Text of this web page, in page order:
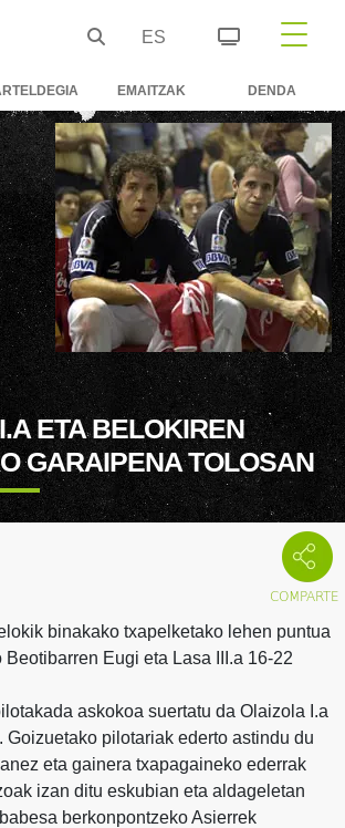
ES
EMAITZAK DENDA
ETA BELOKIREN
GARAIPENA TOLOSAN
binakako txapelketako lehen puntua
Beotibarren Eugi eta Lasa III.a 16-22
askokoa suertatu da Olaizola I.a
Goizuetako pilotariak ederto astindu du
eta gainera txapagaineko ederrak
izan ditu eskubian eta aldageletan
berkonpontzeko Asierrek